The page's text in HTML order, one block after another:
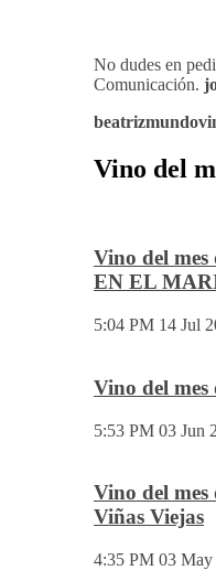
No dudes en
Comunicación.
Vino del
Vino del
EN EL
5:04 PM 14 Jul
Vino del
5:53 PM 03 Jun
Vino del mes
Viñas Viejas
4:35 PM 03 May